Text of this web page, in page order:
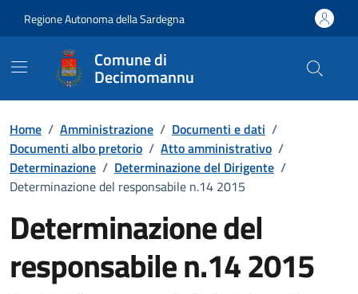
Regione Autonoma della Sardegna
Comune di
Decimomannu
Home / Amministrazione / Documenti e dati /
Documenti albo pretorio / Atto amministrativo /
Determinazione / Determinazione del Dirigente /
Determinazione del responsabile n.14 2015
Determinazione del
responsabile n.14 2015